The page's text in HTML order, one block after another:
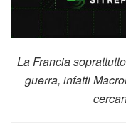
La Francia
guerra, infatti